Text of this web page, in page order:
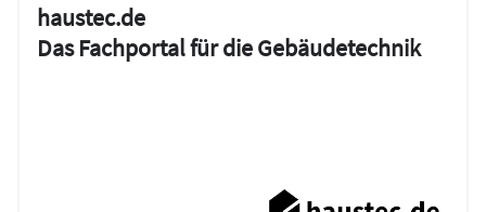
haustec.de
Das Fachportal für die Gebäudetechnik